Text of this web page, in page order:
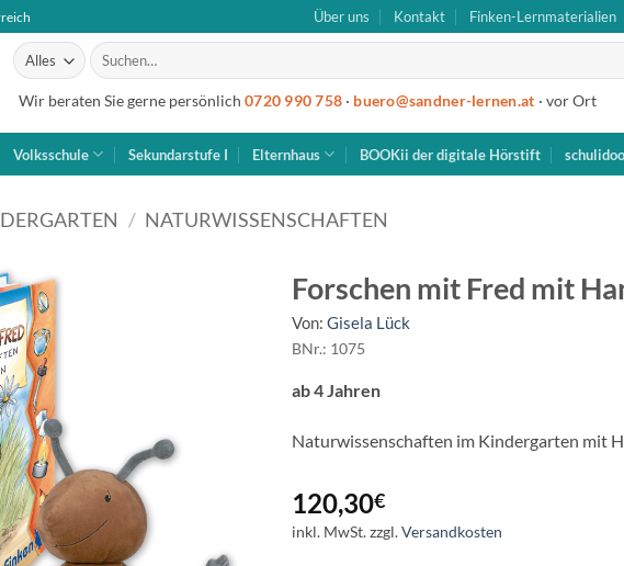
Über uns Kontakt Finken-Lernmaterialien
Suche
nach:
Wir beraten Sie gerne persönlich 0720 990 758 · buero@sandner-lernen.at · vor Ort
Volksschule Sekundarstufe I Elternhaus BOOKii der digitale Hörstift
/ NATURWISSENSCHAFTEN
Forschen mit Fred mit
Von: Gisela Lück
BNr.: 1075
120,30€
inkl. MwSt.zzgl.Versandkosten
ab 4 Jahren
Naturwissenschaften im Kindergarten mit